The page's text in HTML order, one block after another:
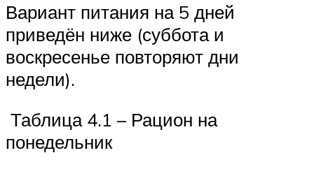
Вариант питания на 5 дней
приведён ниже (суббота и
воскресенье повторяют дни
недели).
Таблица 4.1 – Рацион на
понедельник